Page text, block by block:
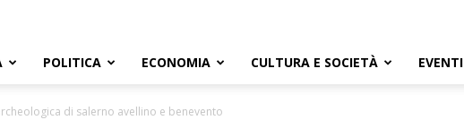
SalernoPOLITICA ECONOMIA CULTURA E SOCIETÀ EVENTI
di salerno avellino e benevento